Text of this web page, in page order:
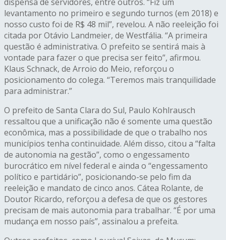
levantamento no primeiro e segundo turnos (em 2018) e
nosso custo foi de R$ 48 mil”, revelou. A não reeleição foi
citada por Otávio Landmeier, de Westfália. “A primeira
questão é administrativa. O prefeito se sentirá mais à
vontade para fazer o que precisa ser feito”, afirmou.
Klaus Schnack, de Arroio do Meio, reforçou o
posicionamento do colega. “Teremos mais tranquilidade
para administrar.”
O prefeito de Santa Clara do Sul, Paulo Kohlrausch
ressaltou que a unificação não é somente uma questão
econômica, mas a possibilidade de que o trabalho nos
municípios tenha continuidade. Além disso, citou a “falta
de autonomia na gestão”, como o engessamento
burocrático em nível federal e ainda o “engessamento
político e partidário”, posicionando-se pelo fim da
reeleição e mandato de cinco anos. Cátea Rolante, de
Doutor Ricardo, reforçou a defesa de que os gestores
precisam de mais autonomia para trabalhar. “É por uma
mudança em nosso país”, assinalou a prefeita.